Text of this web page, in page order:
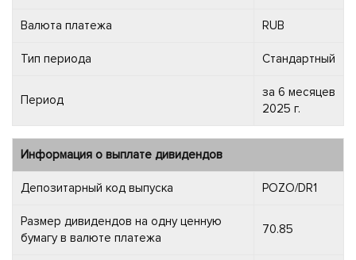
Валюта платежа RUB
Тип периода Стандартный
Период
за 6 месяцев
2025 г.
Информация о выплате дивидендов
Депозитарный код выпуска POZO/DR1
Размер дивидендов на одну ценную
бумагу в валюте платежа
70.85